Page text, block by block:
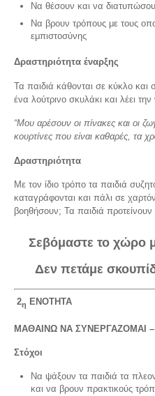
Να θέσουν και να
Να βρουν τρόπους με τους
εμπιστοσύνης
Δραστηριότητα έναρξης
Τα παιδιά κάθονται σε κύκλο και
ένα λούτρινο σκυλάκι και λέει
“Μου αρέσουν οι πίνακες και οι
κουρτίνες που είναι καθαρές, τα
Δραστηριότητα
Με τον ίδιο τρόπο τα παιδιά
καταγράφονται και πάλι σε
βοηθήσουν; Τα παιδιά προτείνουν
Σεβόμαστε το χώρο
Δεν πετάμε
2η ΕΝΟΤΗΤΑ
ΜΑΘΑΙΝΩ ΝΑ ΣΥΝΕΡΓΑΖΟΜΑΙ
Στόχοι
Να ψάξουν τα παιδιά τα
και να βρουν πρακτικούς